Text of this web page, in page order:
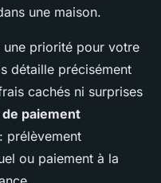
une maison.
une priorité pour votre
détaille précisément
cachés ni surprises
paiement
prélèvement
ou paiement à la